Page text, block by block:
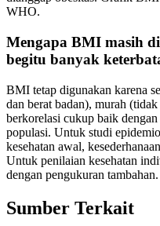
WHO.
Mengapa BMI masih
begitu banyak
BMI tetap digunakan karena
dan berat badan), murah
berkorelasi cukup baik
populasi. Untuk studi
kesehatan awal,
Untuk penilaian kesehatan
dengan pengukuran tambahan.
Sumber Terkait